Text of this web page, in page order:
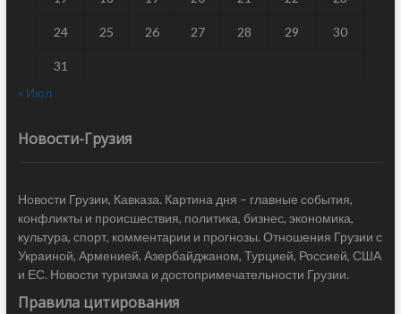
24 25 26 27 28 29 30
31
« Июл
Новости-Грузия
Новости Грузии, Кавказа. Картина дня – главные события,
конфликты и происшествия, политика, бизнес, экономика,
культура, спорт, комментарии и прогнозы. Отношения Грузии с
Украиной, Арменией, Азербайджаном, Турцией, Россией, США
и ЕС. Новости туризма и достопримечательности Грузии.
Правила цитирования